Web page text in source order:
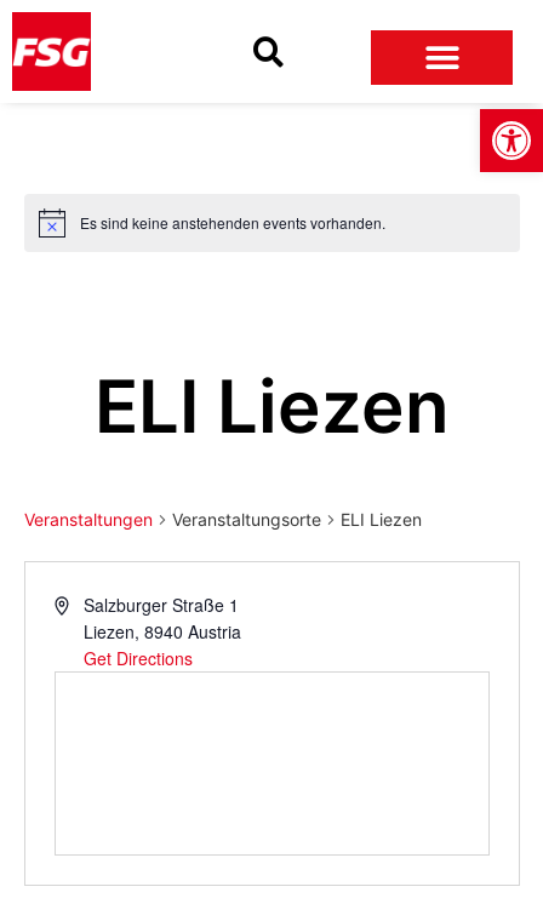
Skip
to
Content
Skip
to
navigation
Site
map
Notice Es sind keine anstehenden events vorhanden.
ELI Liezen
Veranstaltungen Veranstaltungsorte ELI Liezen
AddressSalzburger Straße 1
Liezen, 8940 Austria
Get Directions